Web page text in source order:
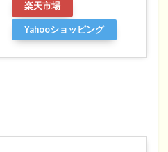
楽天市場
Yahooショッピング